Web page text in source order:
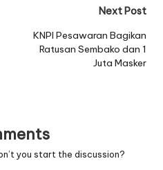
Next Post
KNPI Pesawaran Bagikan
Ratusan Sembako dan 1
Juta Masker
you start the discussion?